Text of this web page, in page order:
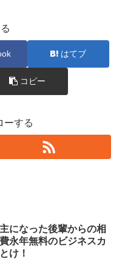
はてブ
コピー
ーする
になった後輩からの相
永年無料のビジネスカ
け！